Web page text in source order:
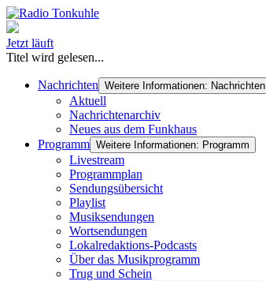
Jetzt läuft
Titel wird gelesen...
Nachrichten Weitere Informationen: Nachrichten
Aktuell
Nachrichtenarchiv
Neues aus dem Funkhaus
Programm Weitere Informationen: Programm
Livestream
Programmplan
Sendungsübersicht
Playlist
Musiksendungen
Wortsendungen
Lokalredaktions-Podcasts
Über das Musikprogramm
Trug und Schein